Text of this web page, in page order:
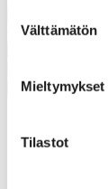
valinta
Välttämätön
Mieltymykset
Tilastot
Lisätiedot
Korkeus